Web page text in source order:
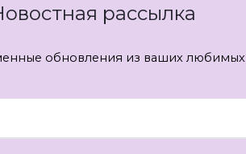
рассылка
обновления из ваших